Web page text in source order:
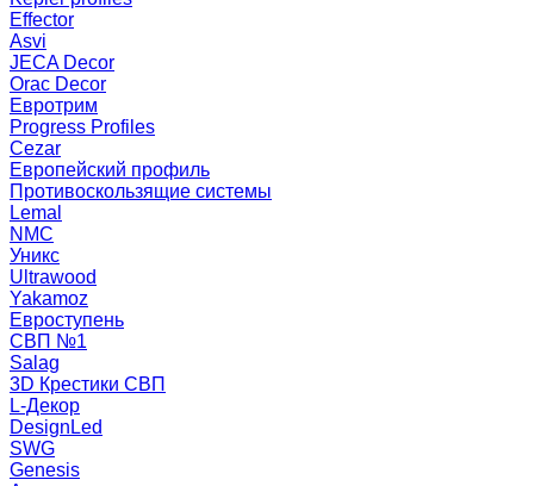
Effector
Asvi
JECA Decor
Orac Decor
Евротрим
Progress Profiles
Cezar
Европейский профиль
Противоскользящие системы
Lemal
NMC
Уникс
Ultrawood
Yakamoz
Евроступень
СВП №1
Salag
3D Крестики СВП
L-Декор
DesignLed
SWG
Genesis